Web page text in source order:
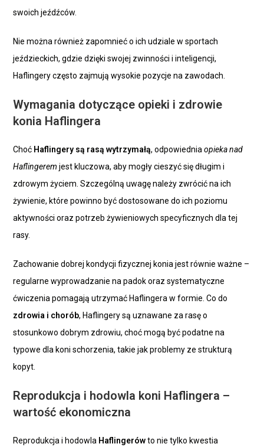
swoich jeźdźców.
Nie można również zapomnieć o ich udziale w sportach
jeździeckich, gdzie dzięki swojej zwinności i inteligencji,
Haflingery często zajmują wysokie pozycje na zawodach.
Wymagania dotyczące opieki i zdrowie
konia Haflingera
Choć Haflingery są rasą wytrzymałą, odpowiedniaopieka nad
Haflingerem jest kluczowa, aby mogły cieszyć się długim i
zdrowym życiem. Szczególną uwagę należy zwrócić na ich
żywienie, które powinno być dostosowane do ich poziomu
aktywności oraz potrzeb żywieniowych specyficznych dla tej
rasy.
Zachowanie dobrej kondycji fizycznej konia jest równie ważne –
regularne wyprowadzanie na padok oraz systematyczne
ćwiczenia pomagają utrzymać Haflingera w formie. Co do
zdrowia i chorób, Haflingery są uznawane za rasę o
stosunkowo dobrym zdrowiu, choć mogą być podatne na
typowe dla koni schorzenia, takie jak problemy ze strukturą
kopyt.
Reprodukcja i hodowla koni Haflingera –
wartość ekonomiczna
Reprodukcja i hodowla Haflingerówto nie tylko kwestia